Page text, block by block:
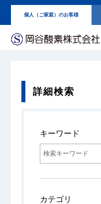
個人（ご家庭）のお客様
詳細検索
キーワード
カテゴリ